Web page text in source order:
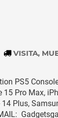
VISITA,
PS5
15 Pro Max,
14 Plus,